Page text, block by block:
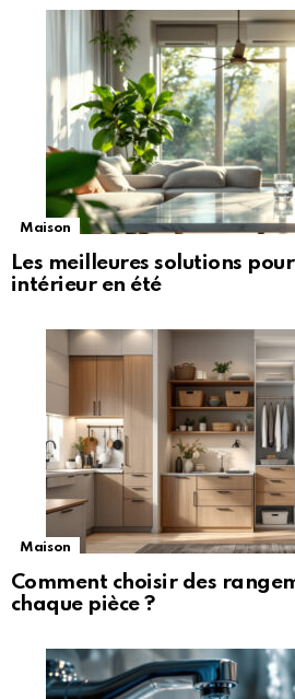
Maison
Les meilleures solutions
intérieur en été
Maison
Comment choisir des
chaque pièce ?